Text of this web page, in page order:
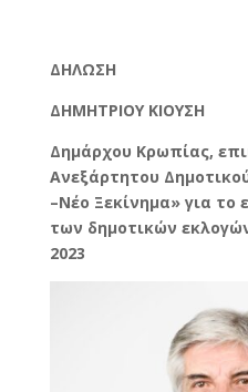
ΔΗΛΩΣΗ
ΔΗΜΗΤΡΙΟΥ ΚΙΟΥΣΗ
Δημάρχου Κρωπίας,
Ανεξάρτητου
–Νέο Ξεκίνημα» για το
των δημοτικών
2023